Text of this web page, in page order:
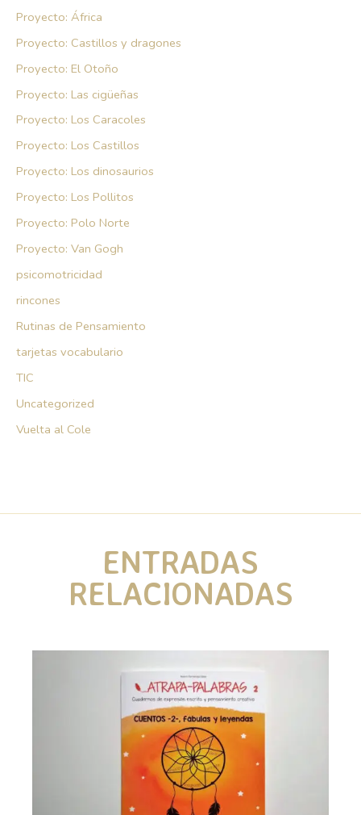
Proyecto: África
Proyecto: Castillos y dragones
Proyecto: El Otoño
Proyecto: Las cigüeñas
Proyecto: Los Caracoles
Proyecto: Los Castillos
Proyecto: Los dinosaurios
Proyecto: Los Pollitos
Proyecto: Polo Norte
Proyecto: Van Gogh
psicomotricidad
rincones
Rutinas de Pensamiento
tarjetas vocabulario
TIC
Uncategorized
Vuelta al Cole
ENTRADAS
RELACIONADAS